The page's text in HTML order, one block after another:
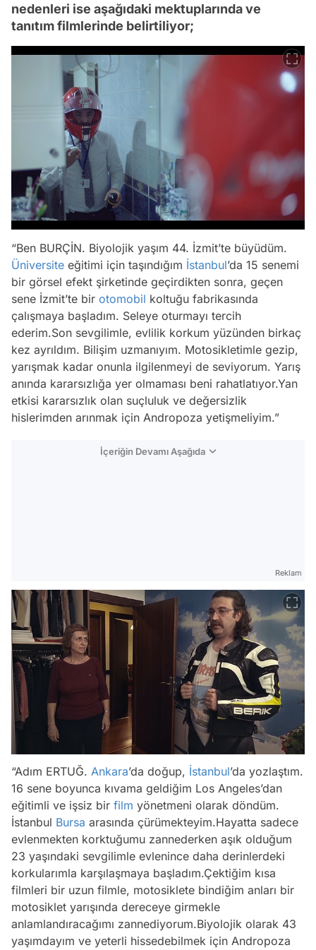
nedenleri ise aşağıdaki mektuplarında ve
tanıtım filmlerinde belirtiliyor;
“Ben BURÇİN. Biyolojik yaşım 44. İzmit’te büyüdüm.
Üniversite eğitimi için taşındığım İstanbul’da 15 senemi
bir görsel efekt şirketinde geçirdikten sonra, geçen
sene İzmit’te bir otomobil koltuğu fabrikasında
çalışmaya başladım. Seleye oturmayı tercih
ederim.Son sevgilimle, evlilik korkum yüzünden birkaç
kez ayrıldım. Bilişim uzmanıyım. Motosikletimle gezip,
yarışmak kadar onunla ilgilenmeyi de seviyorum. Yarış
anında kararsızlığa yer olmaması beni rahatlatıyor.Yan
etkisi kararsızlık olan suçluluk ve değersizlik
hislerimden arınmak için Andropoza yetişmeliyim.”
İçeriğin Devamı Aşağıda
Reklam
“Adım ERTUĞ. Ankara’da doğup, İstanbul’da yozlaştım.
16 sene boyunca kıvama geldiğim Los Angeles’dan
eğitimli ve işsiz bir film yönetmeni olarak döndüm.
İstanbul Bursa arasında çürümekteyim.Hayatta sadece
evlenmekten korktuğumu zannederken aşık olduğum
23 yaşındaki sevgilimle evlenince daha derinlerdeki
korkularımla karşılaşmaya başladım.Çektiğim kısa
filmleri bir uzun filmle, motosiklete bindiğim anları bir
motosiklet yarışında dereceye girmekle
anlamlandıracağımı zannediyorum.Biyolojik olarak 43
yaşımdayım ve yeterli hissedebilmek için Andropoza